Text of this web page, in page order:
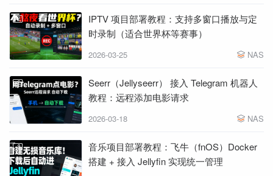
IPTV 项目部署教程：支持多窗口播放与定
时录制（适合世界杯等赛事）
2026-03-25 NAS
Seerr（Jellyseerr） 接入 Telegram 机器人
教程：远程添加电影请求
2026-03-18 NAS
音乐项目部署教程：飞牛（fnOS）Docker
搭建 + 接入 Jellyfin 实现统一管理